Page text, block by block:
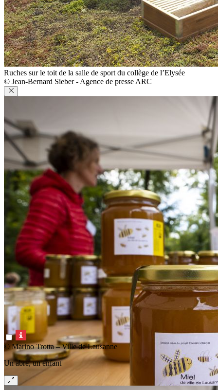
Ruches sur le toit de la salle de sport du collège de l’Elysée
© Jean-Bernard Sieber - Agence de presse ARC
© Marino Trotta – Ville de Lausanne
Un abre, un enfant